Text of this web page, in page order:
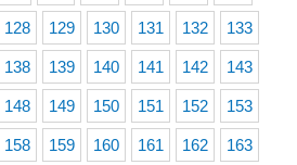
128 129 130 131 132 133
138 139 140 141 142 143
148 149 150 151 152 153
158 159 160 161 162 163